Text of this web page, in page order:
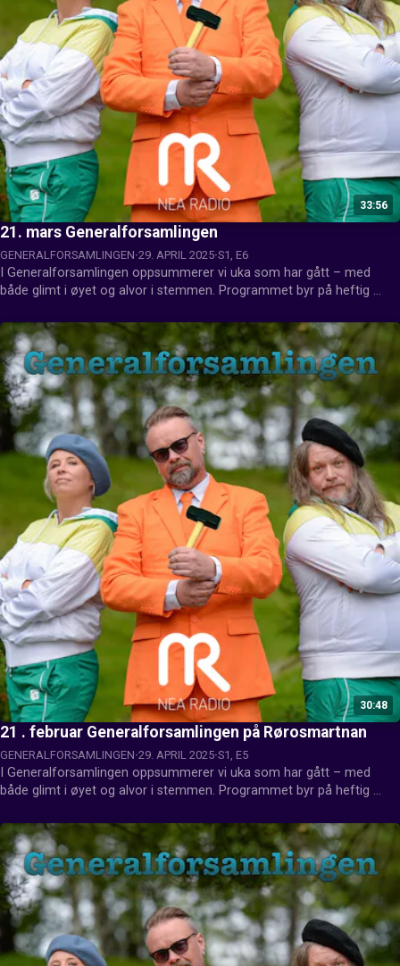
33:56
21. mars Generalforsamlingen
GENERALFORSAMLINGEN 29. APRIL 2025 S1, E6
I Generalforsamlingen oppsummerer vi uka som har gått – med
både glimt i øyet og alvor i stemmen. Programmet byr på heftig
diskusjon med humor, engasjement og skråblikk.
30:48
21 . februar Generalforsamlingen på Rørosmartnan
GENERALFORSAMLINGEN 29. APRIL 2025 S1, E5
I Generalforsamlingen oppsummerer vi uka som har gått – med
både glimt i øyet og alvor i stemmen. Programmet byr på heftig
diskusjon med humor, engasjement og skråblikk.